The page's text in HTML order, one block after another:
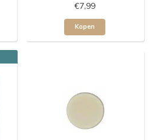
€7,99
Kopen